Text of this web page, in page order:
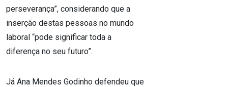
perseverança”, considerando que a
inserção destas pessoas no mundo
laboral “pode significar toda a
diferença no seu futuro”.
Já Ana Mendes Godinho defendeu que